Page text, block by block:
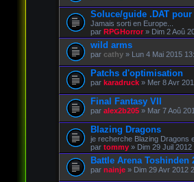
Soluce/guide .DAT
Jamais sorti en Europe...
par RPGHorror» Dim 2 Aoû
wild arms
par cathy» Lun 4 Mai 2015
Patchs d'optimisation
par karadruck» Mer 8 Avr
Final Fantasy VII
par alex2b205» Mar 7 Aoû
Blazing Dragons
je recherche Blazing Dragons
par tommy» Dim 29 Juil 2012
Battle Arena Toshinden
par nainje» Dim 29 Avr 2012